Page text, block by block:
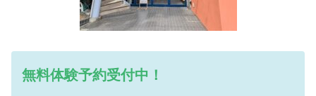
無料体験予約受付中！